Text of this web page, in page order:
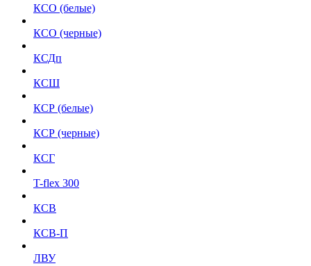
КСО (белые)
КСО (черные)
КСДп
КСШ
КСР (белые)
КСР (черные)
КСГ
T-flex 300
КСВ
КСВ-П
ЛВУ